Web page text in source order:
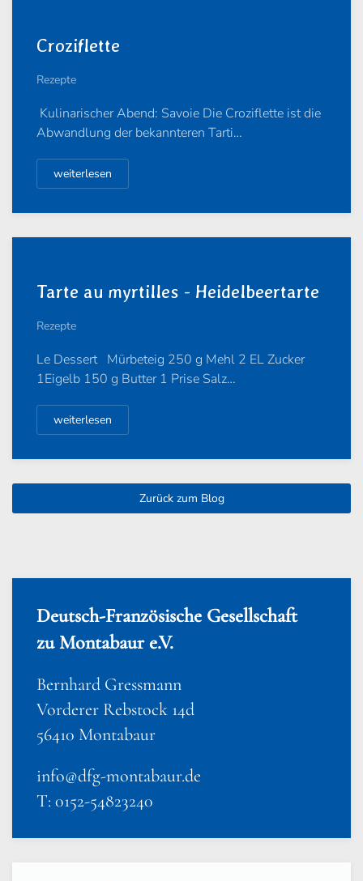
Croziflette
Rezepte
Kulinarischer Abend: Savoie Die Croziflette ist die
Abwandlung der bekannteren Tarti…
weiterlesen
Tarte au myrtilles - Heidelbeertarte
Rezepte
Le Dessert Mürbeteig 250 g Mehl 2 EL Zucker
1Eigelb 150 g Butter 1 Prise Salz…
weiterlesen
Zurück zum Blog
Deutsch-Französische Gesellschaft
zu Montabaur e.V.
Bernhard Gressmann
Vorderer Rebstock 14d
56410 Montabaur
info@dfg-montabaur.de
T: 0152-54823240